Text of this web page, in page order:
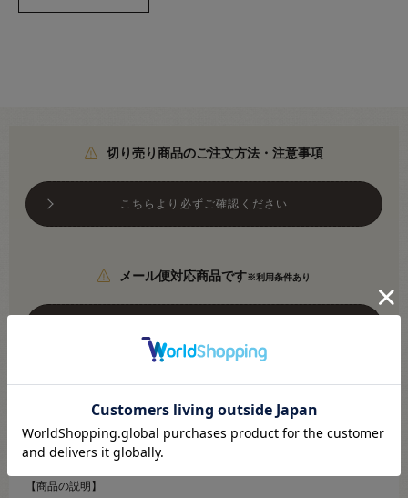
切り売り商品のご注文方法・注意事項
こちらより必ずご確認ください
メール便対応商品です※利用条件あり
●素材：綿100％
●生地幅：約108cm
【商品の説明】